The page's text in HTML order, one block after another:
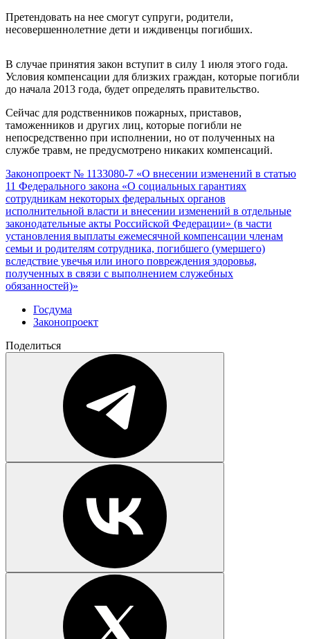
Претендовать на нее смогут супруги, родители,
несовершеннолетние дети и иждивенцы погибших.
В случае принятия закон вступит в силу 1 июля этого года.
Условия компенсации для близких граждан, которые погибли
до начала 2013 года, будет определять правительство.
Сейчас для родственников пожарных, приставов,
таможенников и других лиц, которые погибли не
непосредственно при исполнении, но от полученных на
службе травм, не предусмотрено никаких компенсаций.
Законопроект № 1133080-7 «О внесении изменений в статью
11 Федерального закона «О социальных гарантиях
сотрудникам некоторых федеральных органов
исполнительной власти и внесении изменений в отдельные
законодательные акты Российской Федерации» (в части
установления выплаты ежемесячной компенсации членам
семьи и родителям сотрудника, погибшего (умершего)
вследствие увечья или иного повреждения здоровья,
полученных в связи с выполнением служебных
обязанностей)»
Госдума
Законопроект
Поделиться